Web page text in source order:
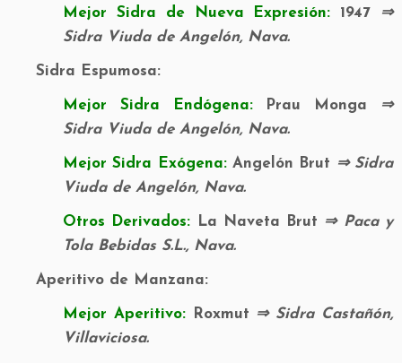
Mejor Sidra de Nueva Expresión: 1947
⇒
Sidra Viuda de Angelón, Nava.
Sidra Espumosa:
Mejor Sidra Endógena: Prau Monga
⇒
Sidra Viuda de Angelón, Nava.
Mejor Sidra Exógena: Angelón Brut ⇒ Sidra
Viuda de Angelón, Nava.
Otros Derivados: La Naveta Brut ⇒ Paca y
Tola Bebidas S.L., Nava.
Aperitivo de Manzana:
Mejor Aperitivo: Roxmut ⇒ Sidra Castañón,
Villaviciosa.